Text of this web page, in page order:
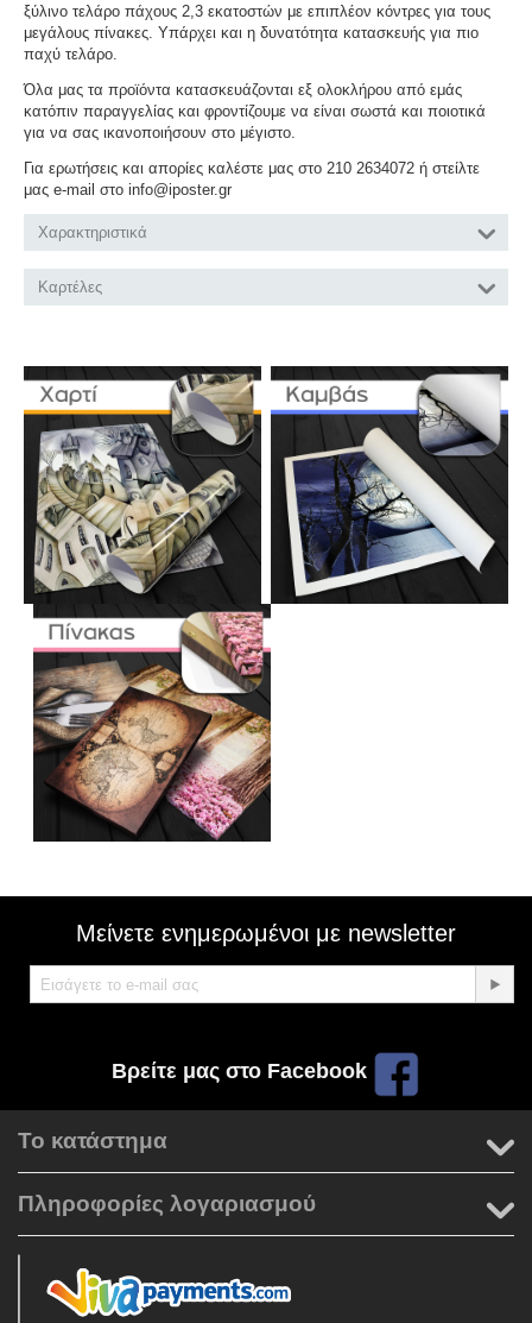
ξύλινο τελάρο πάχους 2,3 εκατοστών με επιπλέον κόντρες για τους
μεγάλους πίνακες. Υπάρχει και η δυνατότητα κατασκευής για πιο
παχύ τελάρο.
Όλα μας τα προϊόντα κατασκευάζονται εξ ολοκλήρου από εμάς
κατόπιν παραγγελίας και φροντίζουμε να είναι σωστά και ποιοτικά
για να σας ικανοποιήσουν στο μέγιστο.
Για ερωτήσεις και απορίες καλέστε μας στο 210 2634072 ή στείλτε
μας e-mail στο info@iposter.gr
Χαρακτηριστικά
Καρτέλες
Μείνετε ενημερωμένοι με newsletter
Βρείτε μας στο Facebook
Το κατάστημα
Πληροφορίες λογαριασμού